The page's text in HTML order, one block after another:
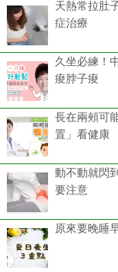
天熱常拉肚
症治療
久坐必練！
痠脖子痠
長在兩頰可
置」看健康
動不動就閃
要注意
原來要晚睡